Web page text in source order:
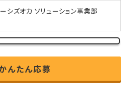
シズオカ ソリューション事業部
んたん応募